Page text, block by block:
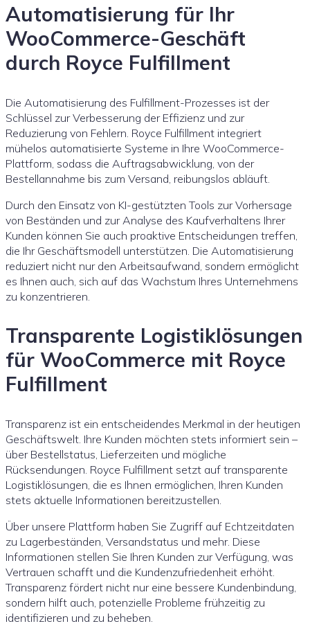
Automatisierung für Ihr
WooCommerce-Geschäft
durch Royce Fulfillment
Die Automatisierung des Fulfillment-Prozesses ist der
Schlüssel zur Verbesserung der Effizienz und zur
Reduzierung von Fehlern. Royce Fulfillment integriert
mühelos automatisierte Systeme in Ihre WooCommerce-
Plattform, sodass die Auftragsabwicklung, von der
Bestellannahme bis zum Versand, reibungslos abläuft.
Durch den Einsatz von KI-gestützten Tools zur Vorhersage
von Beständen und zur Analyse des Kaufverhaltens Ihrer
Kunden können Sie auch proaktive Entscheidungen treffen,
die Ihr Geschäftsmodell unterstützen. Die Automatisierung
reduziert nicht nur den Arbeitsaufwand, sondern ermöglicht
es Ihnen auch, sich auf das Wachstum Ihres Unternehmens
zu konzentrieren.
Transparente Logistiklösungen
für WooCommerce mit Royce
Fulfillment
Transparenz ist ein entscheidendes Merkmal in der heutigen
Geschäftswelt. Ihre Kunden möchten stets informiert sein –
über Bestellstatus, Lieferzeiten und mögliche
Rücksendungen. Royce Fulfillment setzt auf transparente
Logistiklösungen, die es Ihnen ermöglichen, Ihren Kunden
stets aktuelle Informationen bereitzustellen.
Über unsere Plattform haben Sie Zugriff auf Echtzeitdaten
zu Lagerbeständen, Versandstatus und mehr. Diese
Informationen stellen Sie Ihren Kunden zur Verfügung, was
Vertrauen schafft und die Kundenzufriedenheit erhöht.
Transparenz fördert nicht nur eine bessere Kundenbindung,
sondern hilft auch, potenzielle Probleme frühzeitig zu
identifizieren und zu beheben.